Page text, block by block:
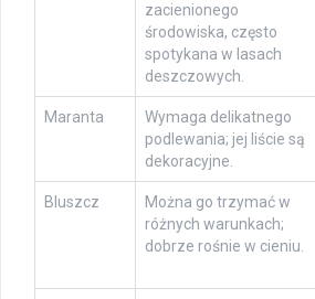
zacienionego
środowiska, często
spotykana w lasach
deszczowych.
Maranta
Wymaga delikatnego
podlewania; jej liście są
dekoracyjne.
Bluszcz
Można go trzymać w
różnych warunkach;
dobrze rośnie w cieniu.